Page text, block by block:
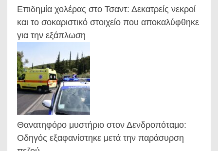
Επιδημία χολέρας στο Τσαντ: Δεκατρείς νεκροί
και το σοκαριστικό στοιχείο που αποκαλύφθηκε
για την εξάπλωση
Θανατηφόρο μυστήριο στον Δενδροπόταμο:
Οδηγός εξαφανίστηκε μετά την παράσυρση